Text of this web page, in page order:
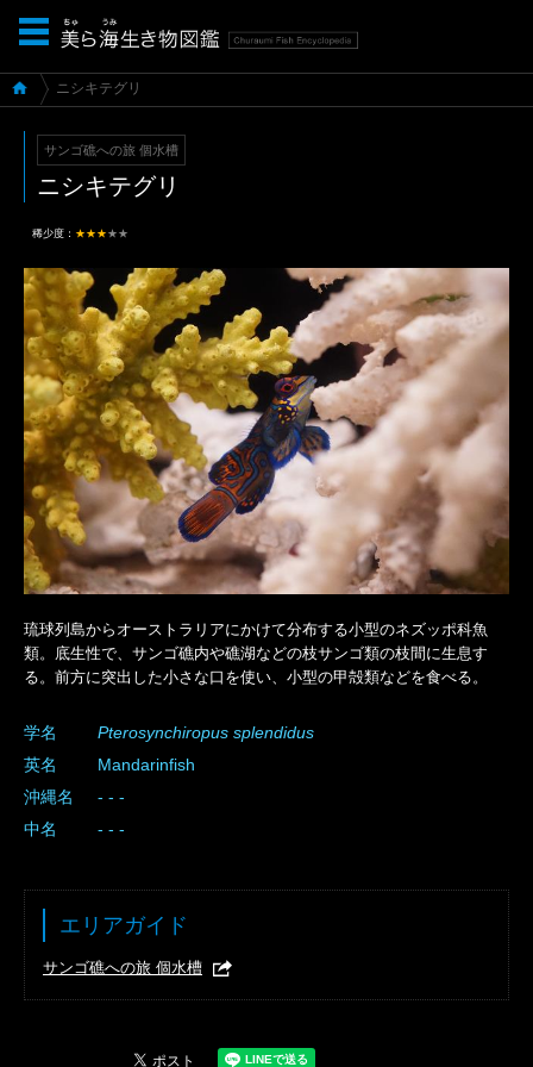
ニシキテグリ
サンゴ礁への旅 個水槽
ニシキテグリ
稀少度： ★★★ ★★
琉球列島からオーストラリアにかけて分布する小型のネズッポ科魚
類。底生性で、サンゴ礁内や礁湖などの枝サンゴ類の枝間に生息す
る。前方に突出した小さな口を使い、小型の甲殻類などを食べる。
学名 Pterosynchiropus splendidus
英名
Mandarinfish
沖縄名
- - -
中名
- - -
エリアガイド
サンゴ礁への旅 個水槽